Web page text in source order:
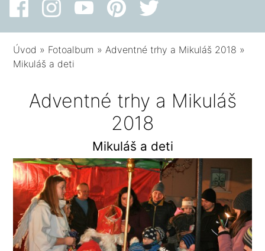
Úvod » Fotoalbum »Adventné trhy a Mikuláš 2018 »
Mikuláš a deti
Adventné trhy a Mikuláš
2018
Mikuláš a deti